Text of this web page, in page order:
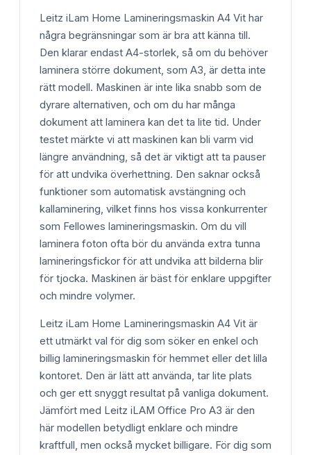
Leitz iLam Home Lamineringsmaskin A4 Vit har
några begränsningar som är bra att känna till.
Den klarar endast A4-storlek, så om du behöver
laminera större dokument, som A3, är detta inte
rätt modell. Maskinen är inte lika snabb som de
dyrare alternativen, och om du har många
dokument att laminera kan det ta lite tid. Under
testet märkte vi att maskinen kan bli varm vid
längre användning, så det är viktigt att ta pauser
för att undvika överhettning. Den saknar också
funktioner som automatisk avstängning och
kallaminering, vilket finns hos vissa konkurrenter
som Fellowes lamineringsmaskin. Om du vill
laminera foton ofta bör du använda extra tunna
lamineringsfickor för att undvika att bilderna blir
för tjocka. Maskinen är bäst för enklare uppgifter
och mindre volymer.
Leitz iLam Home Lamineringsmaskin A4 Vit är
ett utmärkt val för dig som söker en enkel och
billig lamineringsmaskin för hemmet eller det lilla
kontoret. Den är lätt att använda, tar lite plats
och ger ett snyggt resultat på vanliga dokument.
Jämfört med Leitz iLAM Office Pro A3 är den
här modellen betydligt enklare och mindre
kraftfull, men också mycket billigare. För dig som